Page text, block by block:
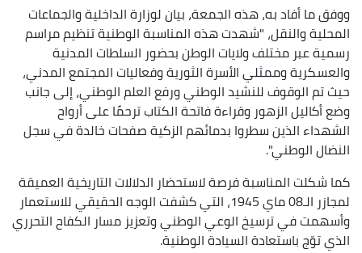
ووفق ما أفاد به، هذه الجمعة، بيان لوزارة الداخلية والجماعات
المحلية والنقل، "شهدت هذه المناسبة الوطنية تنظيم مراسم
رسمية عبر مختلف ولايات الوطن بحضور السلطات المدنية
والعسكرية وممثلي الأسرة الثورية وفعاليات المجتمع المدني،
حيث تم الوقوف للنشيد الوطني ورفع العلم الوطني، إلى جانب
وضع أكاليل الزهور وقراءة فاتحة الكتاب ترحمًا على أرواح
الشهداء الذين سطروا بدمائهم الزكية صفحات خالدة في سجل
النضال الوطني".
كما شكلت المناسبة فرصة لاستحضار الدلالات التاريخية العميقة
لمجازر الـ08 ماي 1945، التي كشفت الوجه الحقيقي للاستعمار
وأسهمت في ترسيخ الوعي الوطني وتعزيز مسار الكفاح التحرري
الذي توّج باستعادة السيادة الوطنية.